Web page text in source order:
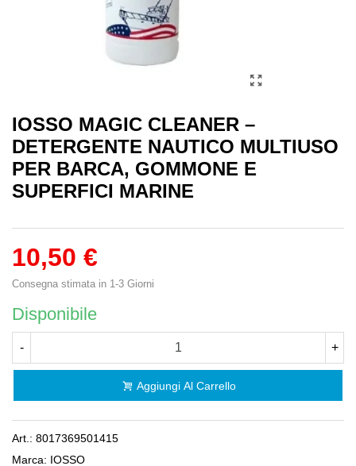
IOSSO MAGIC CLEANER –
DETERGENTE NAUTICO MULTIUSO
PER BARCA, GOMMONE E
SUPERFICI MARINE
10,50 €
Consegna stimata in 1-3 Giorni
Disponibile
- +
Aggiungi Al Carrello
Art.: 8017369501415
Marca: IOSSO